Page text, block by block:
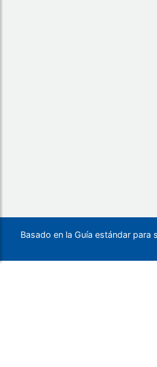
Basado en la Guía estándar para